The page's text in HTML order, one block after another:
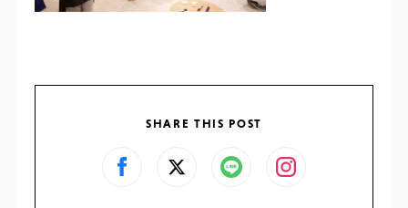
SHARE THIS POST